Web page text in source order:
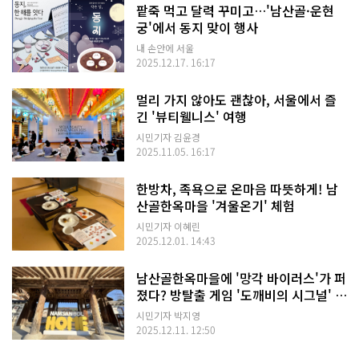
팥죽 먹고 달력 꾸미고…'남산골·운현
궁'에서 동지 맞이 행사
내 손안에 서울
2025.12.17. 16:17
멀리 가지 않아도 괜찮아, 서울에서 즐
긴 '뷰티웰니스' 여행
시민기자 김윤경
2025.11.05. 16:17
한방차, 족욕으로 온마음 따뜻하게! 남
산골한옥마을 '겨울온기' 체험
시민기자 이혜린
2025.12.01. 14:43
남산골한옥마을에 '망각 바이러스'가 퍼
졌다? 방탈출 게임 '도깨비의 시그널' 도
전기
시민기자 박지영
2025.12.11. 12:50